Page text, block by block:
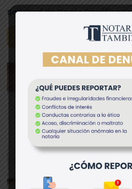
Solicitud de Copia Certificada
Descargar documento